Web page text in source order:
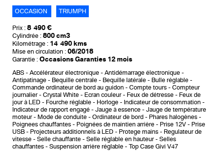
OCCASION TRIUMPH
Prix : 8 490 €
Cylindrée : 800 cm3
Kilométrage : 14 490 kms
Mise en circulation : 06/2018
Garantie : Occasions Garanties 12 mois
ABS Accélérateur électronique
Antidémarrage électronique
Antipatinage
Bequille centrale Bequille latérale
Bulle réglable
Commande ordinateur de bord au guidon
Compte tours
Compteur
journalier
Crystal White Ecran couleur Feux de détresse
Feux de
jour à LED
Fourche réglable Horloge
Indicateur de consommation
Indicateur de rapport engagé
Jauge à essence
Jauge de température
moteur
Mode de conduite Ordinateur de bord
Phares halogènes
Poignees chauffantes
Poignées de maintien arrière Prise 12V
Prise
USB
Projecteurs additionnels à LED Protege mains
Regulateur de
vitesse
Selle chauffante Selle réglable en hauteur
Selles
chauffantes
Suspension arrière réglable
Top Case Givi V47